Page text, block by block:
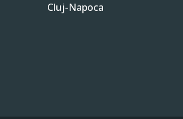
Cluj-Napoca